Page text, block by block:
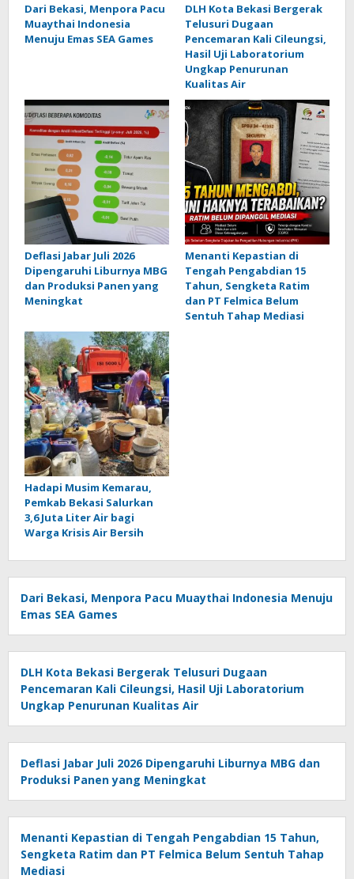
Dari Bekasi, Menpora Pacu
Muaythai Indonesia
Menuju Emas SEA Games
DLH Kota Bekasi Bergerak
Telusuri Dugaan
Pencemaran Kali Cileungsi,
Hasil Uji Laboratorium
Ungkap Penurunan
Kualitas Air
Deflasi Jabar Juli 2026
Dipengaruhi Liburnya MBG
dan Produksi Panen yang
Meningkat
Menanti Kepastian di
Tengah Pengabdian 15
Tahun, Sengketa Ratim
dan PT Felmica Belum
Sentuh Tahap Mediasi
Hadapi Musim Kemarau,
Pemkab Bekasi Salurkan
3,6 Juta Liter Air bagi
Warga Krisis Air Bersih
Dari Bekasi, Menpora Pacu Muaythai Indonesia Menuju
Emas SEA Games
DLH Kota Bekasi Bergerak Telusuri Dugaan
Pencemaran Kali Cileungsi, Hasil Uji Laboratorium
Ungkap Penurunan Kualitas Air
Deflasi Jabar Juli 2026 Dipengaruhi Liburnya MBG dan
Produksi Panen yang Meningkat
Menanti Kepastian di Tengah Pengabdian 15 Tahun,
Sengketa Ratim dan PT Felmica Belum Sentuh Tahap
Mediasi